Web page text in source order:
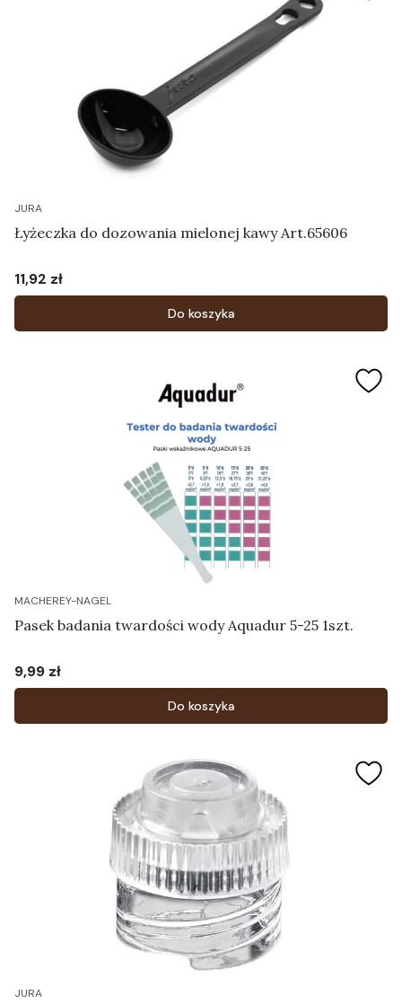
JURA
Łyżeczka do dozowania mielonej kawy Art.65606
Cena
11,92 zł
Do koszyka
MACHEREY-NAGEL
Pasek badania twardości wody Aquadur 5-25 1szt.
Cena
9,99 zł
Do koszyka
JURA